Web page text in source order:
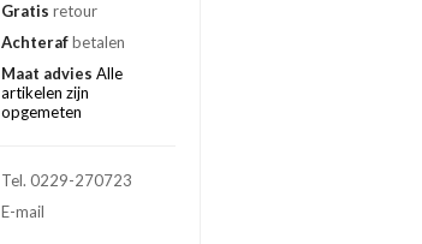
Gratis retour
Achterafbetalen
Maat adviesAlle
artikelen zijn
opgemeten
Tel. 0229-270723
E-mail